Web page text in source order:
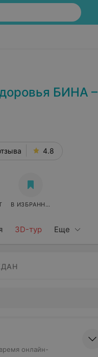
БИНА –
3D-тур Еще
4.8
В ИЗБРАННОЕ
онлайн-